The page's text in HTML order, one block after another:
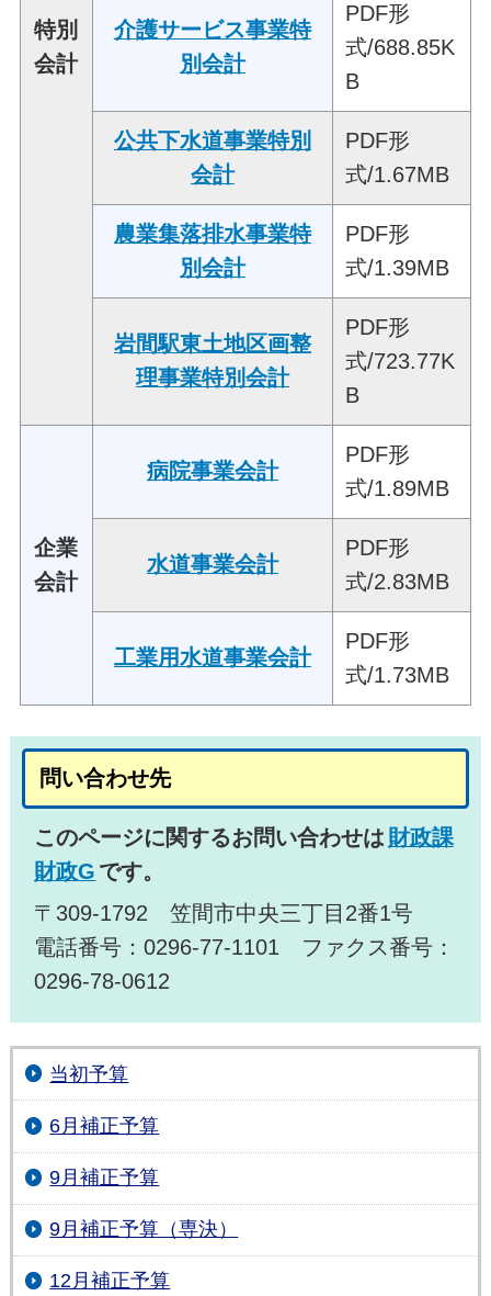
特別
会計
介護サービス事業特
別会計
PDF形
式/688.85K
B
公共下水道事業特別
会計
PDF形
式/1.67MB
農業集落排水事業特
別会計
PDF形
式/1.39MB
岩間駅東土地区画整
理事業特別会計
PDF形
式/723.77K
B
企業
会計
病院事業会計
PDF形
式/1.89MB
水道事業会計
PDF形
式/2.83MB
工業用水道事業会計
PDF形
式/1.73MB
問い合わせ先
このページに関するお問い合わせは 財政課
財政G です。
〒309-1792 笠間市中央三丁目2番1号
電話番号：0296-77-1101 ファクス番号：
0296-78-0612
当初予算
6月補正予算
9月補正予算
9月補正予算（専決）
12月補正予算